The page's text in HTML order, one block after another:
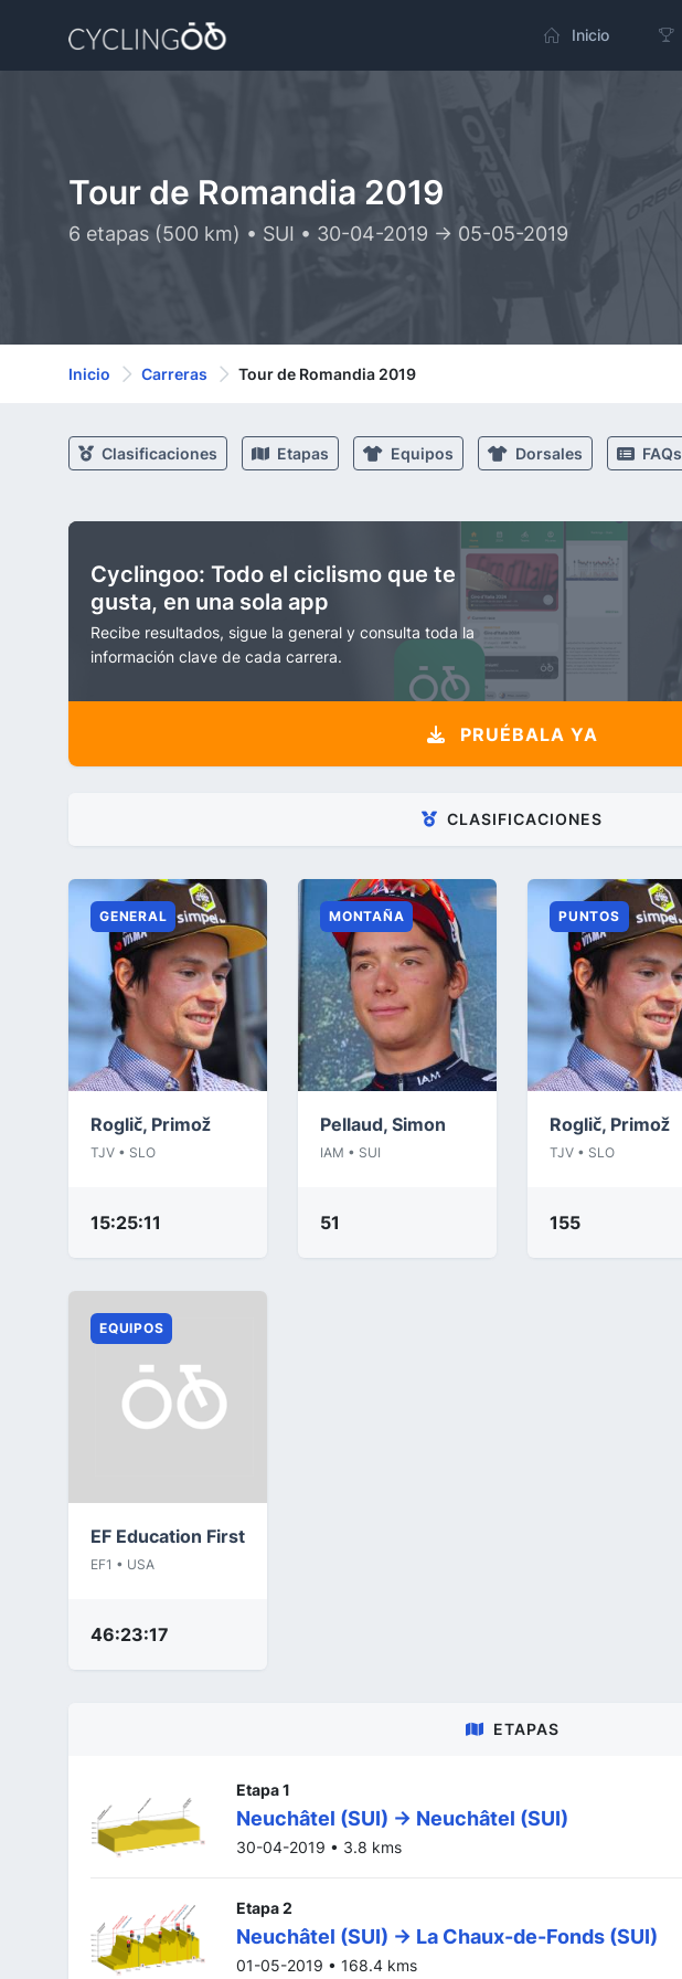
Inicio
Tour de Romandia 2019
6 etapas (500 km) • SUI • 30-04-2019 -> 05-05-2019
Inicio Carreras Tour de Romandia 2019
Clasificaciones Etapas Equipos Dorsales FAQs
Cyclingoo: Todo el ciclismo que te
gusta, en una sola app
Recibe resultados, sigue la general y consulta toda la
información clave de cada carrera.
PRUÉBALA YA
CLASIFICACIONES
GENERAL
Roglič, Primož
TJV • SLO
15:25:11
MONTAÑA
Pellaud, Simon
IAM • SUI
51
PUNTOS
Roglič, Primož
TJV • SLO
155
EQUIPOS
EF Education First
EF1 • USA
46:23:17
ETAPAS
Etapa 1
Neuchâtel (SUI) -> Neuchâtel (SUI)
30-04-2019 • 3.8 kms
Etapa 2
Neuchâtel (SUI) -> La Chaux-de-Fonds (SUI)
01-05-2019 • 168.4 kms